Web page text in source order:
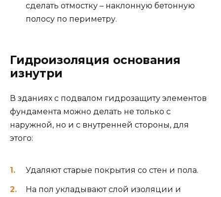
сделать отмостку – наклонную бетонную
полосу по периметру.
Гидроизоляция основания
изнутри
В зданиях с подвалом гидрозащиту элементов
фундамента можно делать не только с
наружной, но и с внутренней стороны, для
этого:
Удаляют старые покрытия со стен и пола.
На пол укладывают слой изоляции и